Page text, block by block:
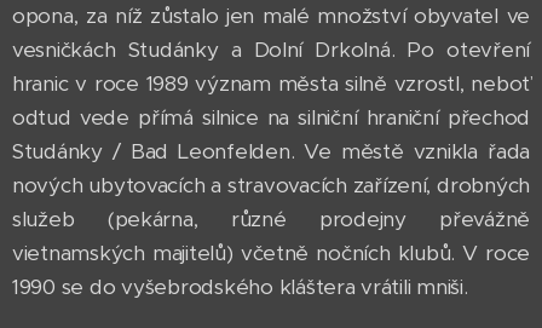
opona, za níž zůstalo jen malé množství obyvatel ve
vesničkách Studánky a Dolní Drkolná. Po otevření
hranic v roce 1989 význam města silně vzrostl, neboť
odtud vede přímá silnice na silniční hraniční přechod
Studánky / Bad Leonfelden. Ve městě vznikla řada
nových ubytovacích a stravovacích zařízení, drobných
služeb (pekárna, různé prodejny převážně
vietnamských majitelů) včetně nočních klubů. V roce
1990 se do vyšebrodského kláštera vrátili mniši.